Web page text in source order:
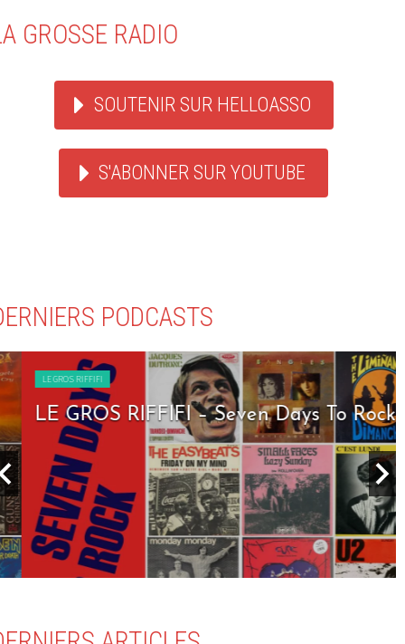
GROSSE RADIO
SOUTENIR SUR HELLOASSO
S'ABONNER SUR YOUTUBE
PODCASTS
LE GROS RIFFIFI
LE GROS RIFFIFI – Seven Days To Rock !!!